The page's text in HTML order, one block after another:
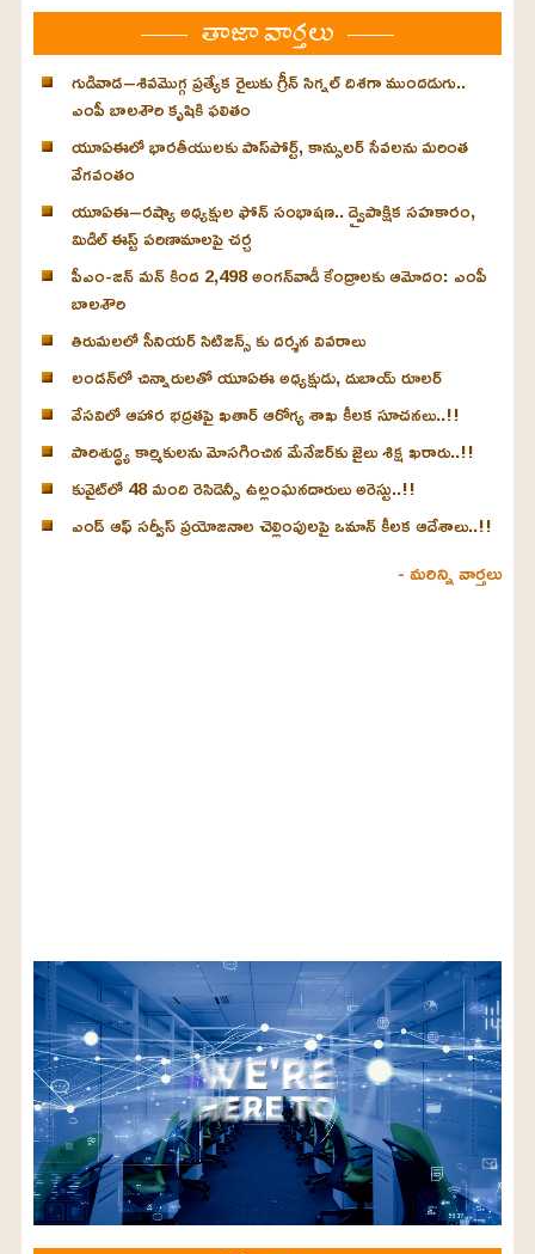
తాజా వార్తలు
గుడివాడ–శివమొగ్గ ప్రత్యేక రైలుకు గ్రీన్ సిగ్నల్ దిశగా ముందడుగు..
ఎంపీ బాలశౌరి కృషికి ఫలితం
యూఏఈలో భారతీయులకు పాస్‌పోర్ట్, కాన్సులర్ సేవలను మరింత
వేగవంతం
యూఏఈ–రష్యా అధ్యక్షుల ఫోన్ సంభాషణ.. ద్వైపాక్షిక సహకారం,
మిడిల్ ఈస్ట్ పరిణామాలపై చర్చ
పీఎం-జన్ మన్ కింద 2,498 అంగన్‌వాడీ కేంద్రాలకు ఆమోదం: ఎంపీ
బాలశౌరి
తిరుమలలో సీనియర్ సిటిజన్స్ కు దర్శన వివరాలు
లండన్‌లో చిన్నారులతో యూఏఈ అధ్యక్షుడు, దుబాయ్ రూలర్
వేసవిలో ఆహార భద్రతపై ఖతార్ ఆరోగ్య శాఖ కీలక సూచనలు..!!
పారిశుద్ధ్య కార్మికులను మోసగించిన మేనేజర్‌కు జైలు శిక్ష ఖరారు..!!
కువైట్‌లో 48 మంది రెసిడెన్సీ ఉల్లంఘనదారులు అరెస్టు..!!
ఎండ్ ఆఫ్ సర్వీస్ ప్రయోజనాల చెల్లింపులపై ఒమాన్ కీలక ఆదేశాలు..!!
- మరిన్ని వార్తలు